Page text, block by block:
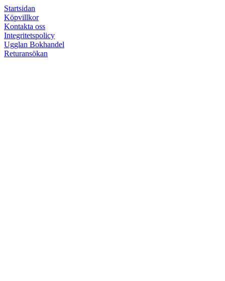
Startsidan
Köpvillkor
Kontakta oss
Integritetspolicy
Ugglan Bokhandel
Returansökan